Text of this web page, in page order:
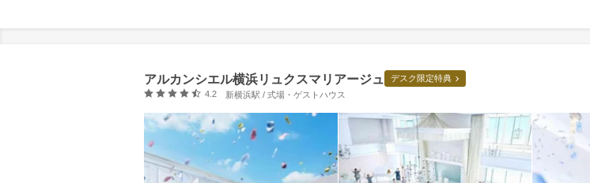
アルカンシエル横浜リュクスマリアージュ
デスク限定特典
口コミ評価
4.2 新横浜駅 / 式場・ゲストハウス